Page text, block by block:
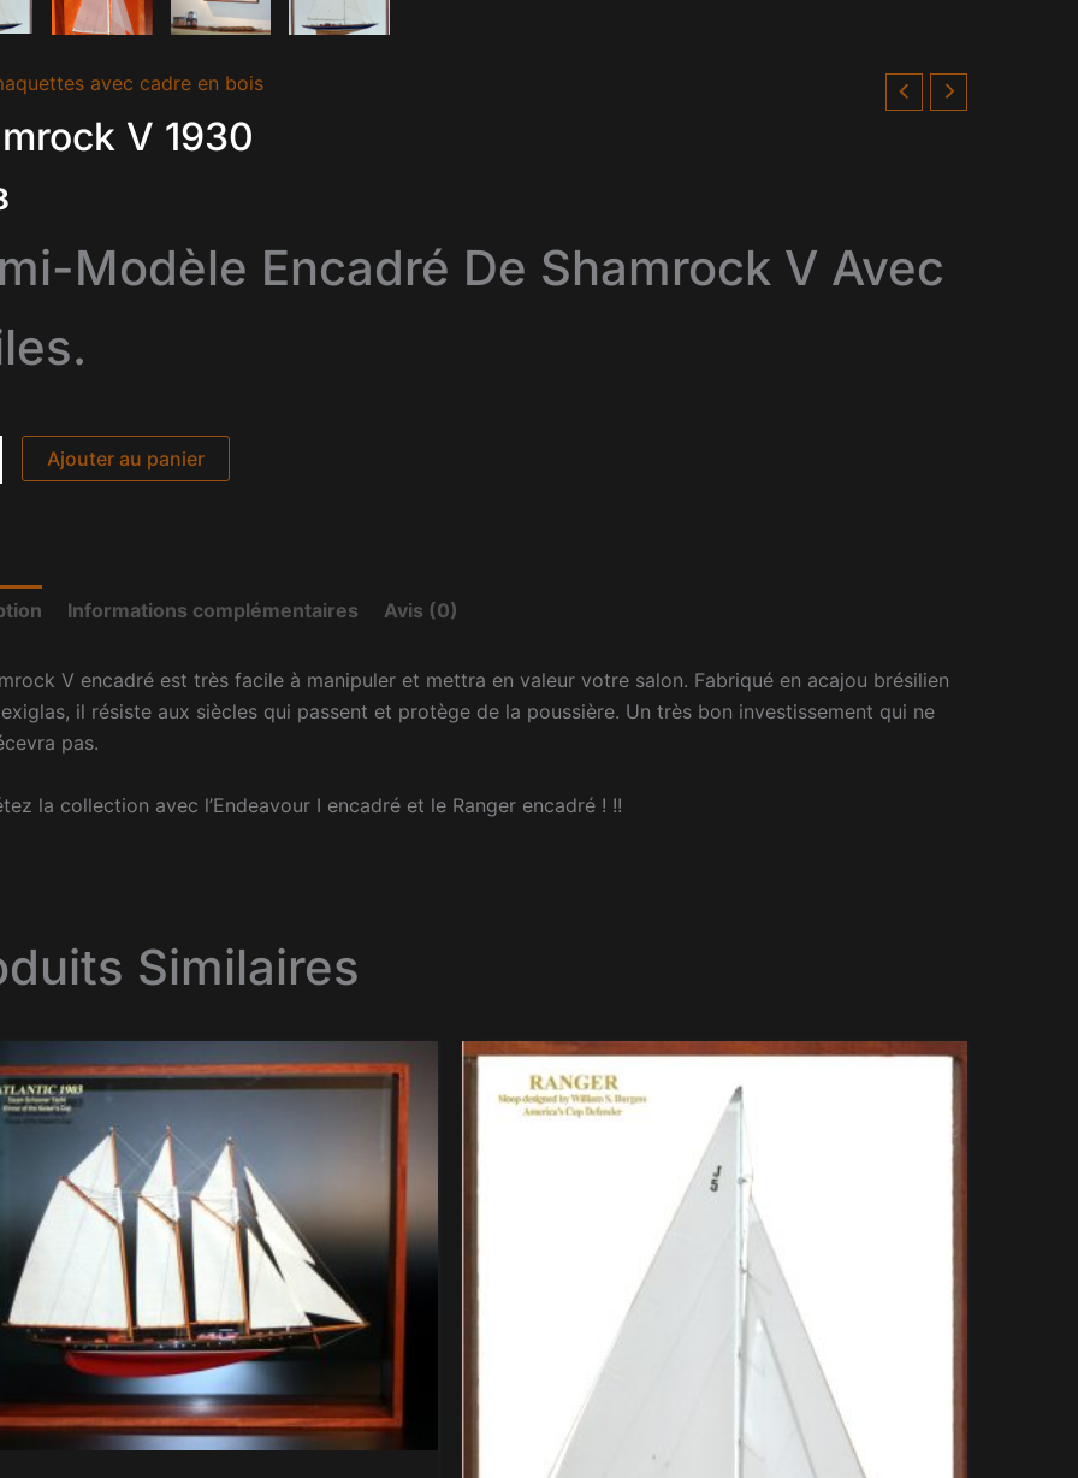
avec cadre en bois
V 1930
Modèle Encadré De Shamrock V Avec
Ajouter au panier
Informations complémentaires Avis (0)
V encadré est très facile à manipuler et mettra en valeur votre salon. Fabriqué en acajou brésilien
il résiste aux siècles qui passent et protège de la poussière. Un très bon investissement qui ne
pas.
la collection avec l’Endeavour I encadré et le Ranger encadré ! !!
Similaires